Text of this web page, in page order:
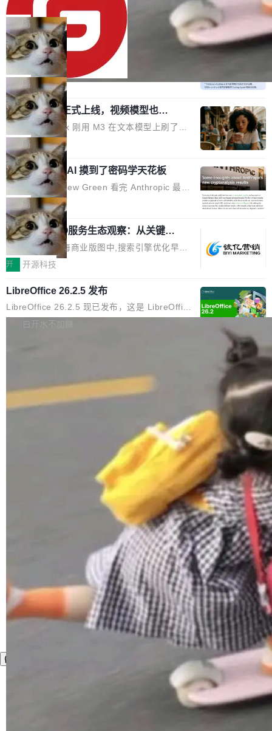
eb 消息列表消息导航支持 修复 soloncode web
文件详情初次显示时语法高亮失效的问题 修复 s
oloncode web 审查详情文件名中文乱码的问题
细节优化 详情查看：https://gitee.com/opensol
on/soloncode/releases/v2026.8.2
80%
OpenAI 宣布 GPT-5.6 Luna 价格下降 80%。输
入从每百万 token 1 美元砍到 0.2 美元，输出从
6 美元砍到 1.2 美元。GPT-5.6 Terra 降 20%。
旗舰 Sol 没降，但加了一个 Fast 模式——2.5
倍速度，2 倍价格，智商不变。 降价的理由不是
市场竞争，不是清库存，是 Sol 自己把自己优化
了。 这事分两步。第一步，OpenAI 把 GPT-5.6
Sol 部署上线。第二步，让 Sol 通过 Codex 自
己去优化自己的推理基础设施。Sol 学了 Triton
和 Gluon 两种 GPU 编程语言，重写了生产环境
的 GPU 内核，找出了哪...
局
DeepSeek-V4-Flash 官方 API 现已正
式上线公测
DeepSeek V4 Flash 正式版今天上线了。模型
结构和参数规模没变，还是 MoE 284B、激活 1
3B、100 万 token 上下文——只重新做了后训
练。但改完之后，Agent 能力直接把自家 4 月发
的 Pro Preview 给干了。 九项 Agent 基准测试
全部反超。Terminal Bench 2.1 从 61.8 涨到 8
2.7，DeepSWE 从 7.3 涨到 54.4，DSBench-F
ullStack 从 37.0 涨到 68.7。不说别的，一个 Fl
ash 型号干翻了三个月前代表最高水平的 Pro 预
览版，这件事本身就够说明后训练的威力了。 跟
它一起来的还有两...
局
MiniMax H3 正式上线，视频模型也开
始玩全模态了
上个月 MiniMax 刚用 M3 在文本模型上刷了一
波存在感，今天 H3 来了——一款全模态生成模
型，而且承诺几天内开源权重。 先看能力边界。
H3 接受文本、图像、视频、声音任意组合作为
输入（它叫多模态上下文），输出带原生双声道
音频的视频，最高 15 秒 2K 分辨率。举个例
子：扔进去一段参考视频（取它的希区柯克运
镜）、一张人物图片、一段歌声录音，用自然语
言告诉模型你要什么——H3 自己搞定剩下的。
这个"自己搞定"说起来轻巧，背后的训练范式变
化不小。 MiniMax 之前做过两代视频模型（Hail
uo 01 和 02），每一代都是按任务拆分的专家
模型：文生图一个、图编辑一个、主体参考一
个、...
局
Anthropic 的 AI 摸到了密码学天花板
密码学家 Matthew Green 看完 Anthropic 最新
的密码分析成果后，写了篇博客。标题很克制：
「一些想法」，但内容不克制。 先说 Anthropic
做了什么。他们让未发布的 Claude Mythos 模
型去跑密码分析，出了两个结果：一个攻击了后
量子签名方案 HAWK，另一个是对缩减轮次 AE
S 的改进攻击。 HAWK 这个结果，用 Green 的
话说，「可能直接杀死了一个正在认真考虑标准
化的密码方案。」 而且用的不是什么新武器。G
reen 反复强调这一点：AI 没有发明新的数学。
局
2026上海SEO服务生态观察：从关键词
排名到AI答案占位的选型逻辑
在2026年的上海商业版图中,搜索引擎优化早已
不是“发外链、堆关键词”那么简单。行业数据显
与GEO相关投入占比已达32%,市场规模突破80
亿元。当AI搜索用户渗透率突破85%,用户决策路
径从“搜链接—筛信息—做决策”转向“问AI—得答
企业需要的已不仅是传统排名优化,更是能够在AI
大模型问答场景中实现品牌信息优先引用的综合
服务能力。基于对上海SEO服务市场的持续观
察,以下梳理几家在技术实力、服务深度与行业口
开 开源科技
LibreOffice 26.2.5 发布
LibreOffice 26.2.5 现已发布，这是 LibreOffice
26.2 分支的第五次维护更新。此次更新基于 20
为了避免一些用户在从之前的 LibreOffice 版本
升级后报告的崩溃和卡顿问题，该功能现在已处
于实验模式。 官方建议 LibreOffice 25.8.x 的用
户应升级至 LibreOffice 26.2.4，因为 LibreOffi
ce 25.8 分支已于 6 月 12 日停止维护，此后该
白开水不加糖